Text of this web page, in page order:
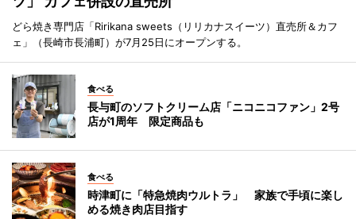
どら焼き専門店「Ririkana sweets（リリカナスイーツ）直売所＆カフ
ェ」（長崎市長浦町）が7月25日にオープンする。
食べる
長与町のソフトクリーム店「ニコニコファン」2号
店が1周年 限定商品も
食べる
時津町に「特急焼肉ウルトラ」 家族で手頃に楽し
める焼き肉店目指す